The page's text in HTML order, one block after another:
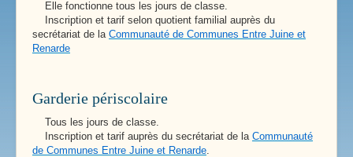
Elle fonctionne tous les jours de classe.
Inscription et tarif selon quotient familial auprès du
secrétariat de la Communauté de Communes Entre Juine et
Renarde
Garderie périscolaire
Tous les jours de classe.
Inscription et tarif auprès du secrétariat de la Communauté
de Communes Entre Juine et Renarde